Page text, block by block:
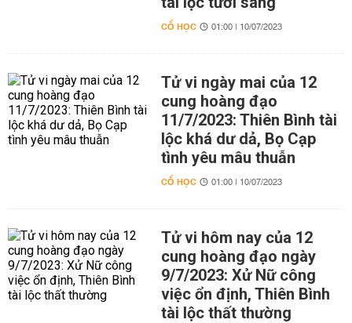
CỔ HỌC 01:00 | 10/07/2023
Tử vi ngày mai của 12
cung hoàng đạo
11/7/2023: Thiên Bình tài
lộc khá dư dả, Bọ Cạp
tình yêu mâu thuẫn
CỔ HỌC 01:00 | 10/07/2023
Tử vi hôm nay của 12
cung hoàng đạo ngày
9/7/2023: Xử Nữ công
việc ổn định, Thiên Bình
tài lộc thất thường